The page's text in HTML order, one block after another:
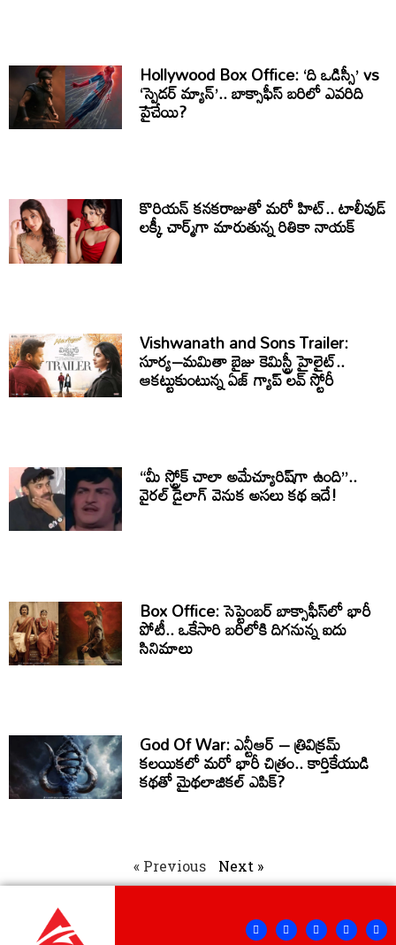
Hollywood Box Office: ‘ది ఒడిస్సీ’ vs
‘స్పైడర్ మ్యాన్’.. బాక్సాఫీస్ బరిలో ఎవరిది
పైచేయి?
కొరియన్ కనకరాజుతో మరో హిట్.. టాలీవుడ్
లక్కీ చార్మ్‌గా మారుతున్న రితికా నాయక్
Vishwanath and Sons Trailer:
సూర్య–మమితా బైజు కెమిస్ట్రీ హైలైట్..
ఆకట్టుకుంటున్న ఏజ్ గ్యాప్ లవ్ స్టోరీ
“మీ స్ట్రోక్ చాలా అమేచ్యూరిష్‌గా ఉంది”..
వైరల్ డైలాగ్ వెనుక అసలు కథ ఇదే!
Box Office: సెప్టెంబర్ బాక్సాఫీస్‌లో భారీ
పోటీ.. ఒకేసారి బరిలోకి దిగనున్న ఐదు
సినిమాలు
God Of War: ఎన్టీఆర్ – త్రివిక్రమ్
కలయికలో మరో భారీ చిత్రం.. కార్తికేయుడి
కథతో మైథలాజికల్ ఎపిక్?
« Previous Next »